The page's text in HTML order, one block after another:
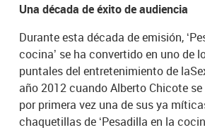
Una década de éxito de audiencia
Durante esta década de emisión,
cocina’ se ha convertido en uno de
puntales del entretenimiento de
año 2012 cuando Alberto Chicote
por primera vez una de sus ya
chaquetillas de ‘Pesadilla en la